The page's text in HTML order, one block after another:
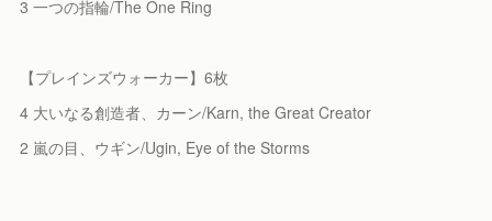
3 一つの指輪/The One Ring
【プレインズウォーカー】6枚
4 大いなる創造者、カーン/Karn, the Great Creator
2 嵐の目、ウギン/Ugin, Eye of the Storms